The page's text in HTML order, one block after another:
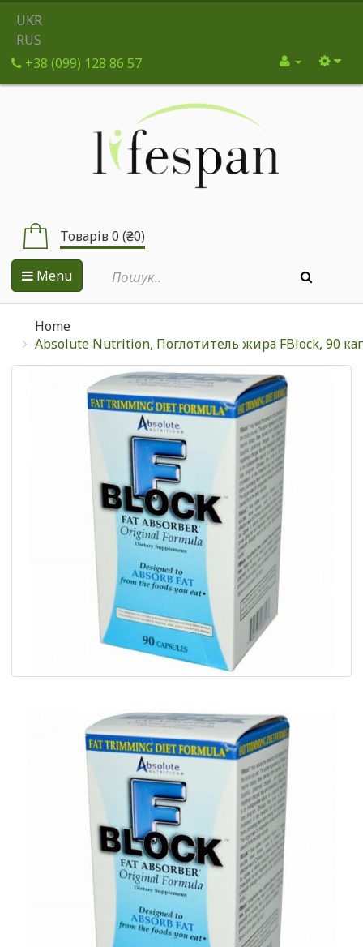
UKR
RUS
+38 (099) 128 86 57
Товарів 0 (₴0)
Menu
Home
Absolute Nutrition, Поглотитель жира FBlock, 90